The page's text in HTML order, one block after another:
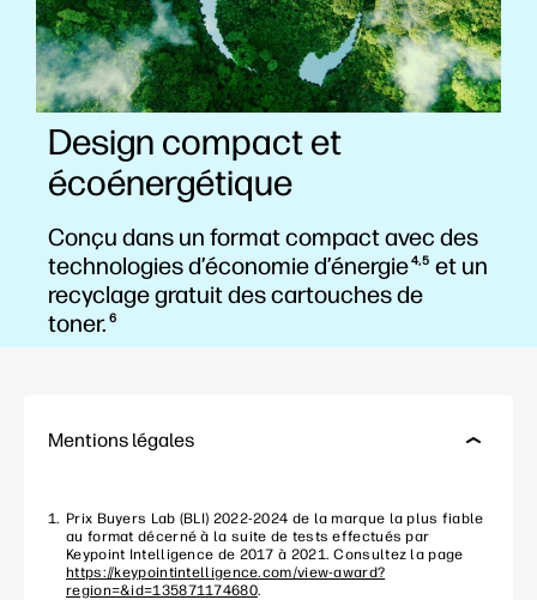
Design compact et
écoénergétique
Conçu dans un format compact avec des
technologies d’économie d’énergie4,5 et un
recyclage gratuit des cartouches de
toner. 6
Mentions légales
Prix Buyers Lab (BLI) 2022-2024 de la marque la plus fiable
au format décerné à la suite de tests effectués par
Keypoint Intelligence de 2017 à 2021. Consultez la page
https://keypointintelligence.com/view-award?
region=&id=135871174680.